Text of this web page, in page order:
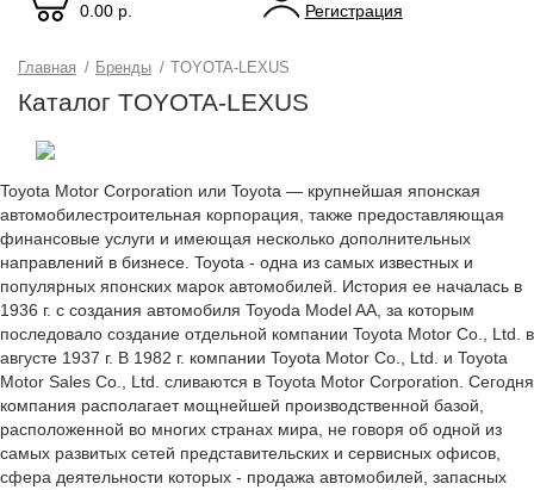
0.00 р.
Регистрация
Главная / Бренды / TOYOTA-LEXUS
Каталог TOYOTA-LEXUS
Toyota Motor Corporation или Toyota — крупнейшая японская
автомобилестроительная корпорация, также предоставляющая
финансовые услуги и имеющая несколько дополнительных
направлений в бизнесе. Toyota - одна из самых известных и
популярных японских марок автомобилей. История ее началась в
1936 г. с создания автомобиля Toyoda Model AA, за которым
последовало создание отдельной компании Toyota Motor Co., Ltd. в
августе 1937 г. В 1982 г. компании Toyota Motor Co., Ltd. и Toyota
Motor Sales Co., Ltd. сливаются в Toyota Motor Corporation. Сегодня
компания располагает мощнейшей производственной базой,
расположенной во многих странах мира, не говоря об одной из
самых развитых сетей представительских и сервисных офисов,
сфера деятельности которых - продажа автомобилей, запасных